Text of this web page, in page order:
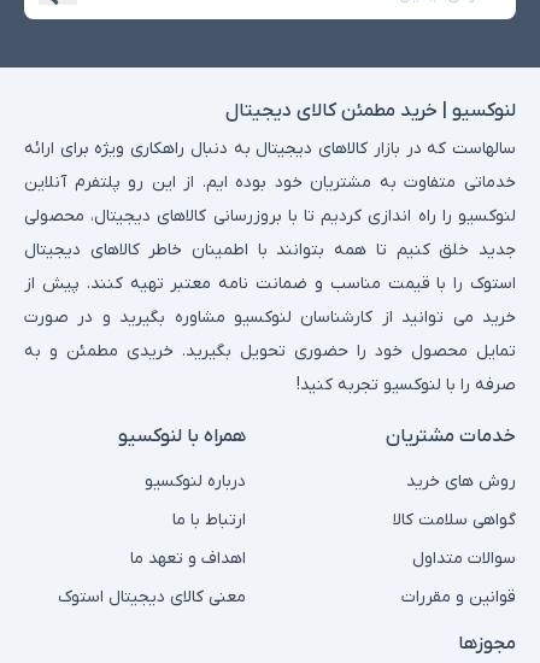
لنوکسیو | خرید مطمئن کالای دیجیتال
سالهاست که در بازار کالاهای دیجیتال به دنبال راهکاری ویژه برای ارائه
خدماتی متفاوت به مشتریان خود بوده ایم. از این رو پلتفرم آنلاین
لنوکسیو را راه اندازی کردیم تا با بروزرسانی کالاهای دیجیتال، محصولی
جدید خلق کنیم تا همه بتوانند با اطمینان خاطر کالاهای دیجیتال
استوک را با قیمت مناسب و ضمانت نامه معتبر تهیه کنند. پیش از
خرید می توانید از کارشناسان لنوکسیو مشاوره بگیرید و در صورت
تمایل محصول خود را حضوری تحویل بگیرید. خریدی مطمئن و به
صرفه را با لنوکسیو تجربه کنید!
خدمات مشتریان
روش های خرید
گواهی سلامت کالا
سوالات متداول
قوانین و مقررات
همراه با لنوکسیو
درباره لنوکسیو
ارتباط با ما
اهداف و تعهد ما
معنی کالای دیجیتال استوک
مجوزها